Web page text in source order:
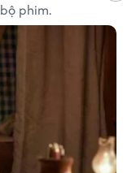
phim.